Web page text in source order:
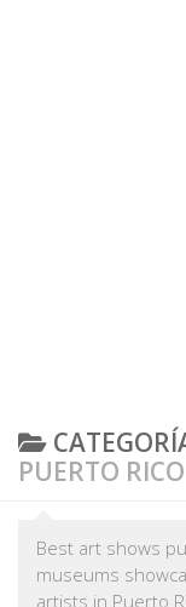
PUERTO RICO
Best art shows
museums
artists in Puerto